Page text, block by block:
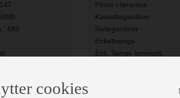
680
Plissé i førerhus
Kassettegardiner
Rullegardiner
Enkeltsenge
Enk. Senge lameludt.
cookies